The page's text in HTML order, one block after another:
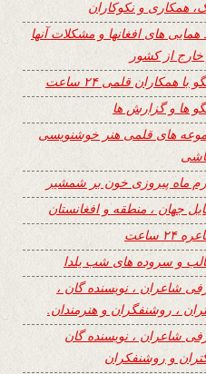
همکاری و نکوکاران
همایی های افغانها و مشکلات آنها
از کشور
با همکاران قلمی ۲۴ ساعت
ها و گزارش ها
های قلمی هنر خوشنویسی
ماه پیروزی خون بر شمشیر
جهان ، منطقه و افغانستان
۲۴ ساعت
و سروده های شب یلدا
شاعران ، نویسنده گان ،
، روشنفگران و هنرمندان.
شاعران ، نویسنده گان
و روشنفکران